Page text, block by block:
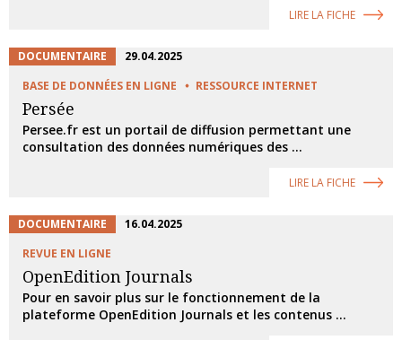
LIRE LA FICHE
DOCUMENTAIRE
29.04.2025
BASE DE DONNÉES EN LIGNE
RESSOURCE INTERNET
Persée
Persee.fr est un portail de diffusion permettant une
consultation des données numériques des ...
LIRE LA FICHE
DOCUMENTAIRE
16.04.2025
REVUE EN LIGNE
OpenEdition Journals
Pour en savoir plus sur le fonctionnement de la
plateforme OpenEdition Journals et les contenus ...